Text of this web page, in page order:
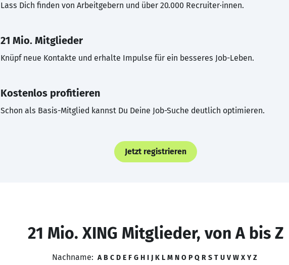
Lass Dich finden von Arbeitgebern und über 20.000 Recruiter·innen.
21 Mio. Mitglieder
Knüpf neue Kontakte und erhalte Impulse für ein besseres Job-Leben.
Kostenlos profitieren
Schon als Basis-Mitglied kannst Du Deine Job-Suche deutlich optimieren.
Jetzt registrieren
21 Mio. XING Mitglieder, von A bis Z
Nachname: A B C D E F G H I J K L M N O P Q R S T U V W X Y Z